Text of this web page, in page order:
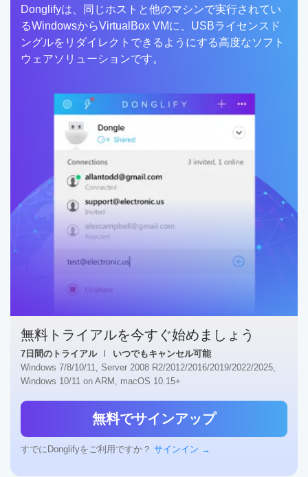
Donglifyは、同じホストと他のマシンで実行されてい
るWindowsからVirtualBox VMに、USBライセンスド
ングルをリダイレクトできるようにする高度なソフト
ウェアソリューションです。
無料トライアルを今すぐ始めましょう
7日間のトライアル
いつでもキャンセル可能
Windows 7/8/10/11, Server 2008 R2/2012/2016/2019/2022/2025,
Windows 10/11 on ARM, macOS 10.15+
すでにDonglifyをご利用ですか？ サインイン →
無料でサインアップ